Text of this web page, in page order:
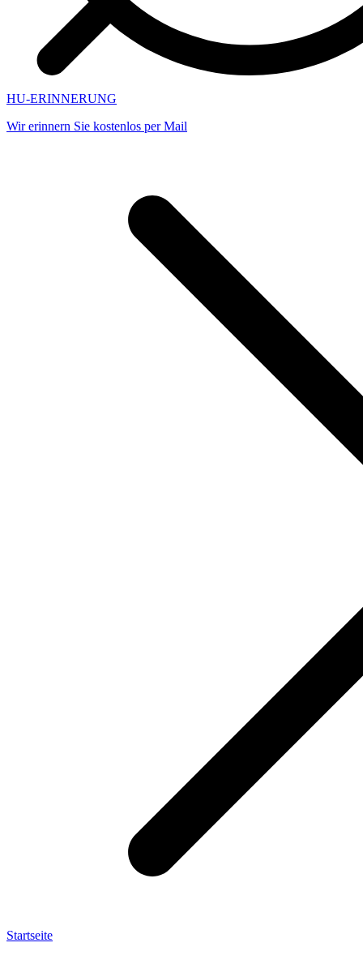
HU-ERINNERUNG
Wir erinnern Sie kostenlos per Mail
Startseite